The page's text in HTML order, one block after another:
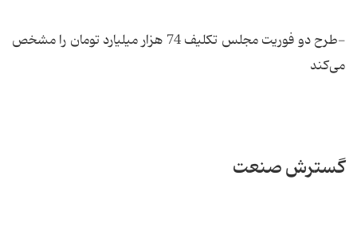
-طرح دو فوریت مجلس تکلیف 74 هزار میلیارد تومان را مشخص
می‌کند
گسترش صنعت